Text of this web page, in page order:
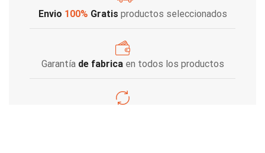
Envio 100% Gratis productos seleccionados
Garantía de fabricaen todos los productos